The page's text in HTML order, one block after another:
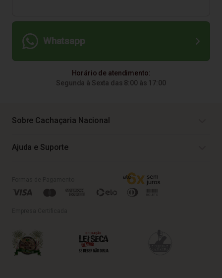
Whatsapp
Horário de atendimento:
Segunda à Sexta das 8:00 às 17:00
Sobre Cachaçaria Nacional
Ajuda e Suporte